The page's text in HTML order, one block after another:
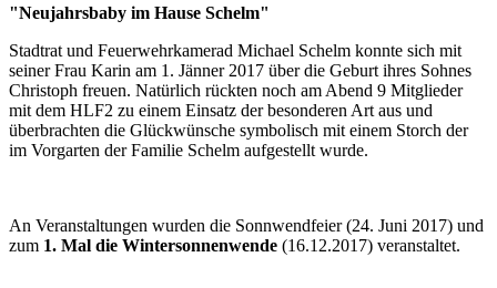
"Neujahrsbaby im Hause Schelm"
Stadtrat und Feuerwehrkamerad Michael Schelm konnte sich mit
seiner Frau Karin am 1. Jänner 2017 über die Geburt ihres Sohnes
Christoph freuen. Natürlich rückten noch am Abend 9 Mitglieder
mit dem HLF2 zu einem Einsatz der besonderen Art aus und
überbrachten die Glückwünsche symbolisch mit einem Storch der
im Vorgarten der Familie Schelm aufgestellt wurde.
An Veranstaltungen wurden die Sonnwendfeier (24. Juni 2017) und
zum 1. Mal die Wintersonnenwende (16.12.2017) veranstaltet.